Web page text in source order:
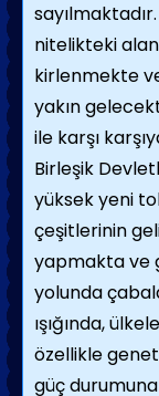
nitelikteki
kirlenmekte
yakın
ile karşı
Birleşik
yüksek yeni
çeşitlerinin
yapmakta ve
yolunda
ışığında,
özellikle
güç